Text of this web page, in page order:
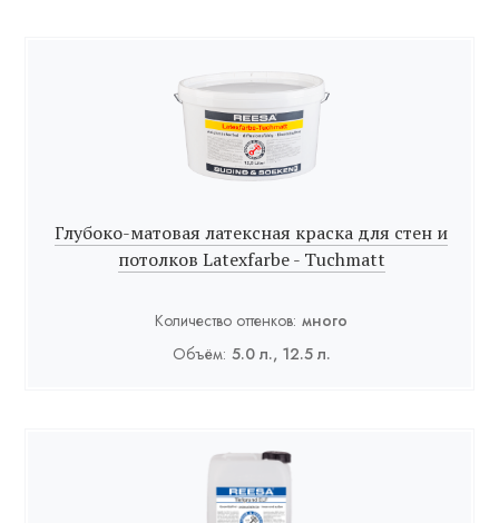
Глубоко-матовая латексная краска для стен и
потолков Latexfarbe - Tuchmatt
Количество оттенков: много
Объём: 5.0 л., 12.5 л.